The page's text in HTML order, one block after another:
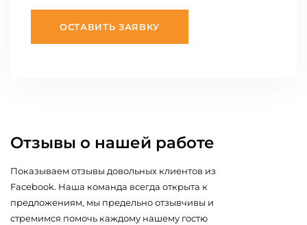
ОСТАВИТЬ ЗАЯВКУ
Отзывы о нашей работе
Показываем отзывы довольных клиентов из
Facebook. Наша команда всегда открыта к
предложениям, мы предельно отзывчивы и
стремимся помочь каждому нашему гостю